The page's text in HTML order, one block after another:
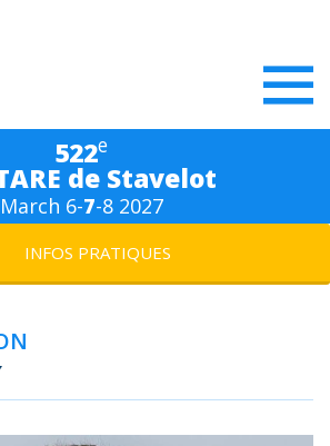
522e
de Stavelot
March 6-7-8 2027
INFOS PRATIQUES